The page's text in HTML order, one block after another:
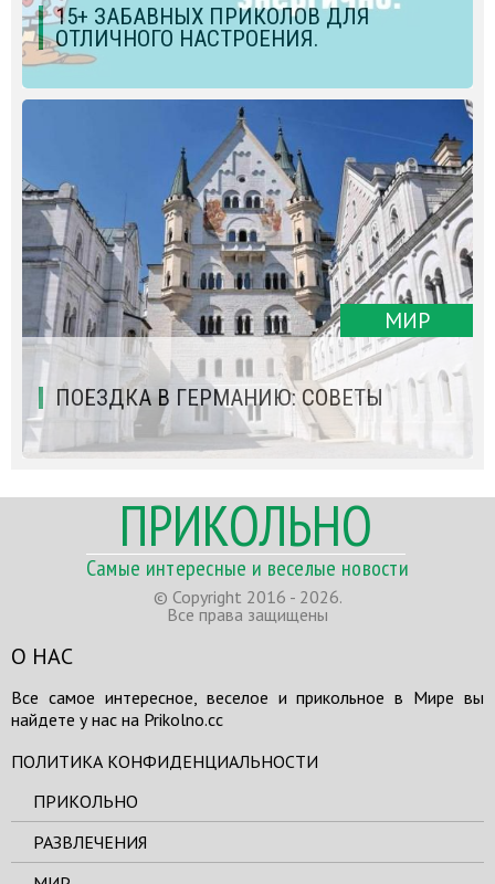
15+ ЗАБАВНЫХ ПРИКОЛОВ ДЛЯ
ОТЛИЧНОГО НАСТРОЕНИЯ.
МИР
ПОЕЗДКА В ГЕРМАНИЮ: СОВЕТЫ
ПРИКОЛЬНО
Самые интересные и веселые новости
© Copyright 2016 - 2026.
Все права защищены
О НАС
Все самое интересное, веселое и прикольное в Мире вы
найдете у нас на Prikolno.cc
ПОЛИТИКА КОНФИДЕНЦИАЛЬНОСТИ
ПРИКОЛЬНО
РАЗВЛЕЧЕНИЯ